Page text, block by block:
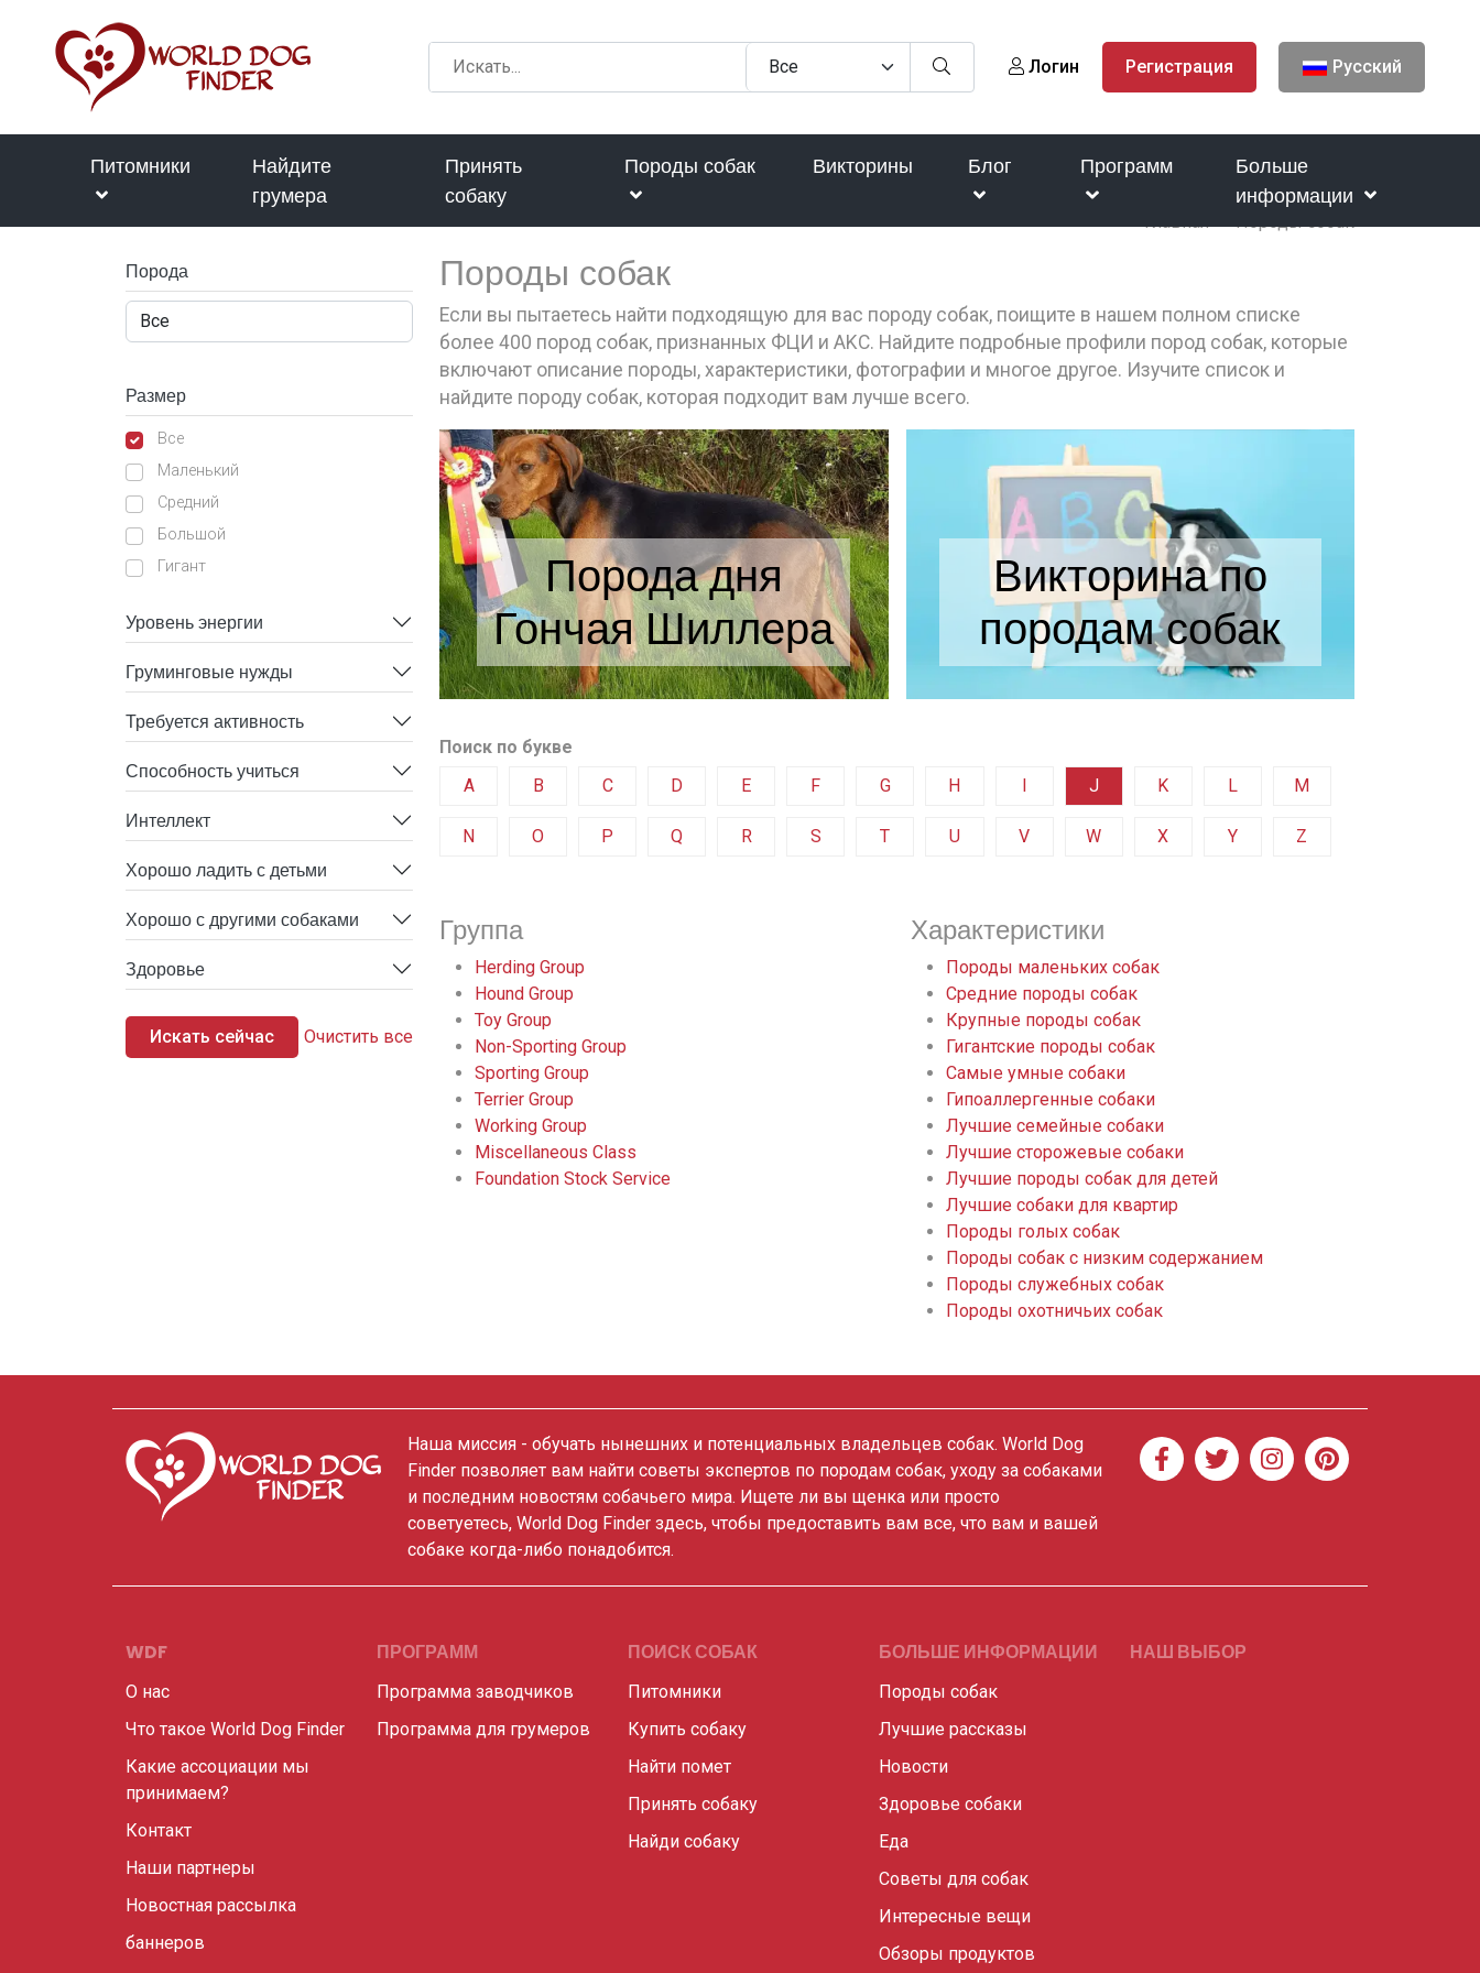
Логин Регистрация Русский
Питомники
Найдите
грумера
Принять
собаку
Породы собак Викторины Блог Программ
Больше
информации
Главная Породы собак
Порода
Размер
Все
Маленький
Средний
Большой
Гигант
Уровень энергии
Груминговые нужды
Требуется активность
Способность учиться
Интеллект
Хорошо ладить с детьми
Хорошо с другими собаками
Здоровье
Искать сейчас Очистить все
Породы собак
Если вы пытаетесь найти подходящую для вас породу собак, поищите в нашем полном списке
более 400 пород собак, признанных ФЦИ и AKC. Найдите подробные профили пород собак, которые
включают описание породы, характеристики, фотографии и многое другое. Изучите список и
найдите породу собак, которая подходит вам лучше всего.
Порода дня
Гончая Шиллера
Викторина по
породам собак
Поиск по букве
A
B C D E F G H I J K L M
N O P Q R S T U V W X Y Z
Группа
Herding Group
Hound Group
Toy Group
Non-Sporting Group
Sporting Group
Terrier Group
Working Group
Miscellaneous Class
Foundation Stock Service
Характеристики
Породы маленьких собак
Средние породы собак
Крупные породы собак
Гигантские породы собак
Самые умные собаки
Гипоаллергенные собаки
Лучшие семейные собаки
Лучшие сторожевые собаки
Лучшие породы собак для детей
Лучшие собаки для квартир
Породы голых собак
Породы собак с низким содержанием
Породы служебных собак
Породы охотничьих собак
Наша миссия - обучать нынешних и потенциальных владельцев собак. World Dog
Finder позволяет вам найти советы экспертов по породам собак, уходу за собаками
и последним новостям собачьего мира. Ищете ли вы щенка или просто
советуетесь, World Dog Finder здесь, чтобы предоставить вам все, что вам и вашей
собаке когда-либо понадобится.
WDF
О нас
Что такое World Dog Finder
Какие ассоциации мы
принимаем?
Контакт
Наши партнеры
Новостная рассылка
баннеров
ПРОГРАММ
Программа заводчиков
Программа для грумеров
ПОИСК СОБАК
Питомники
Купить собаку
Найти помет
Принять собаку
Найди собаку
БОЛЬШЕ ИНФОРМАЦИИ
Породы собак
Лучшие рассказы
Новости
Здоровье собаки
Еда
Советы для собак
Интересные вещи
Обзоры продуктов
НАШ ВЫБОР